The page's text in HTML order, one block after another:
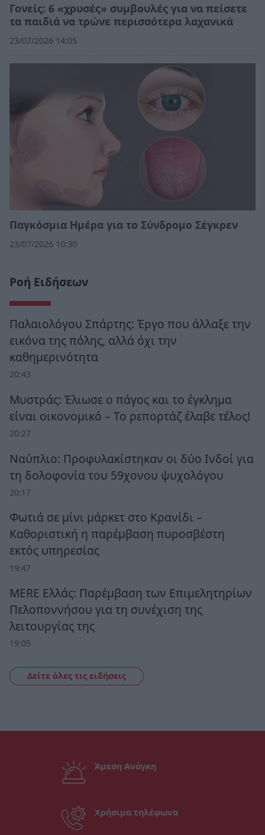
Γονείς: 6 «χρυσές» συμβουλές για να πείσετε
τα παιδιά να τρώνε περισσότερα λαχανικά
23/07/2026 14:05
Παγκόσμια Ημέρα για το Σύνδρομο Σέγκρεν
23/07/2026 10:30
Ροή Ειδήσεων
Παλαιολόγου Σπάρτης: Έργο που άλλαξε την
εικόνα της πόλης, αλλά όχι την
καθημερινότητα
20:43
Μυστράς: Έλιωσε ο πάγος και το έγκλημα
είναι οικονομικό – Το ρεπορτάζ έλαβε τέλος!
20:27
Ναύπλιο: Προφυλακίστηκαν οι δύο Ινδοί για
τη δολοφονία του 59χονου ψυχολόγου
20:17
Φωτιά σε μίνι μάρκετ στο Κρανίδι –
Καθοριστική η παρέμβαση πυροσβέστη
εκτός υπηρεσίας
19:47
MERE Ελλάς: Παρέμβαση των Επιμελητηρίων
Πελοποννήσου για τη συνέχιση της
λειτουργίας της
19:05
Δείτε όλες τις ειδήσεις
Άμεση Ανάγκη
Χρήσιμα τηλέφωνα